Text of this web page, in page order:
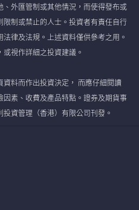
外匯管制或其他情況，而使得發布或
制或禁止的人士。投資者有責任自行
律及法規。上述資料僅供參考之用。
視作詳細之投資建議。
料而作出投資決定， 而應仔細閱讀
素、收費及產品特點。證券及期貨事
資管理（香港）有限公司刊發。